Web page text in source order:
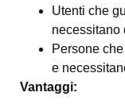
Utenti che
necessitano
Persone
e
Vantaggi: